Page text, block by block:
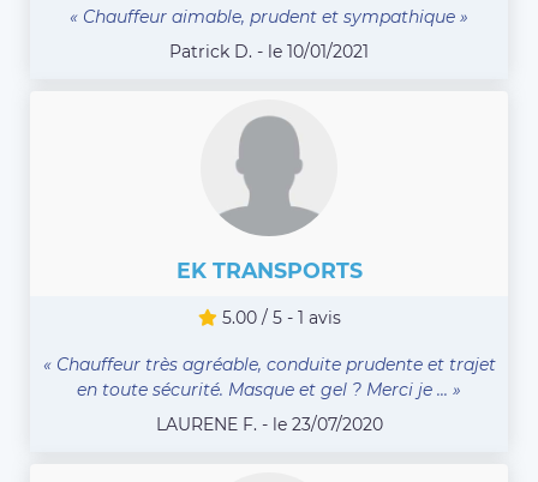
« Chauffeur aimable, prudent et sympathique »
Patrick D. - le 10/01/2021
EK TRANSPORTS
5.00 / 5 - 1 avis
« Chauffeur très agréable, conduite prudente et trajet
en toute sécurité. Masque et gel ? Merci je ... »
LAURENE F. - le 23/07/2020